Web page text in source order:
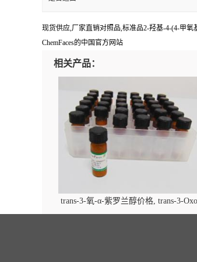
现货供应,厂家直销对照品,标准品2-羟基-4-(4-甲氧
ChemFaces的中国官方网站
相关产品：
trans-3-氧-α-紫罗兰醇价格, trans-3-
alpha-ionol对照品, CAS号:896107-70-